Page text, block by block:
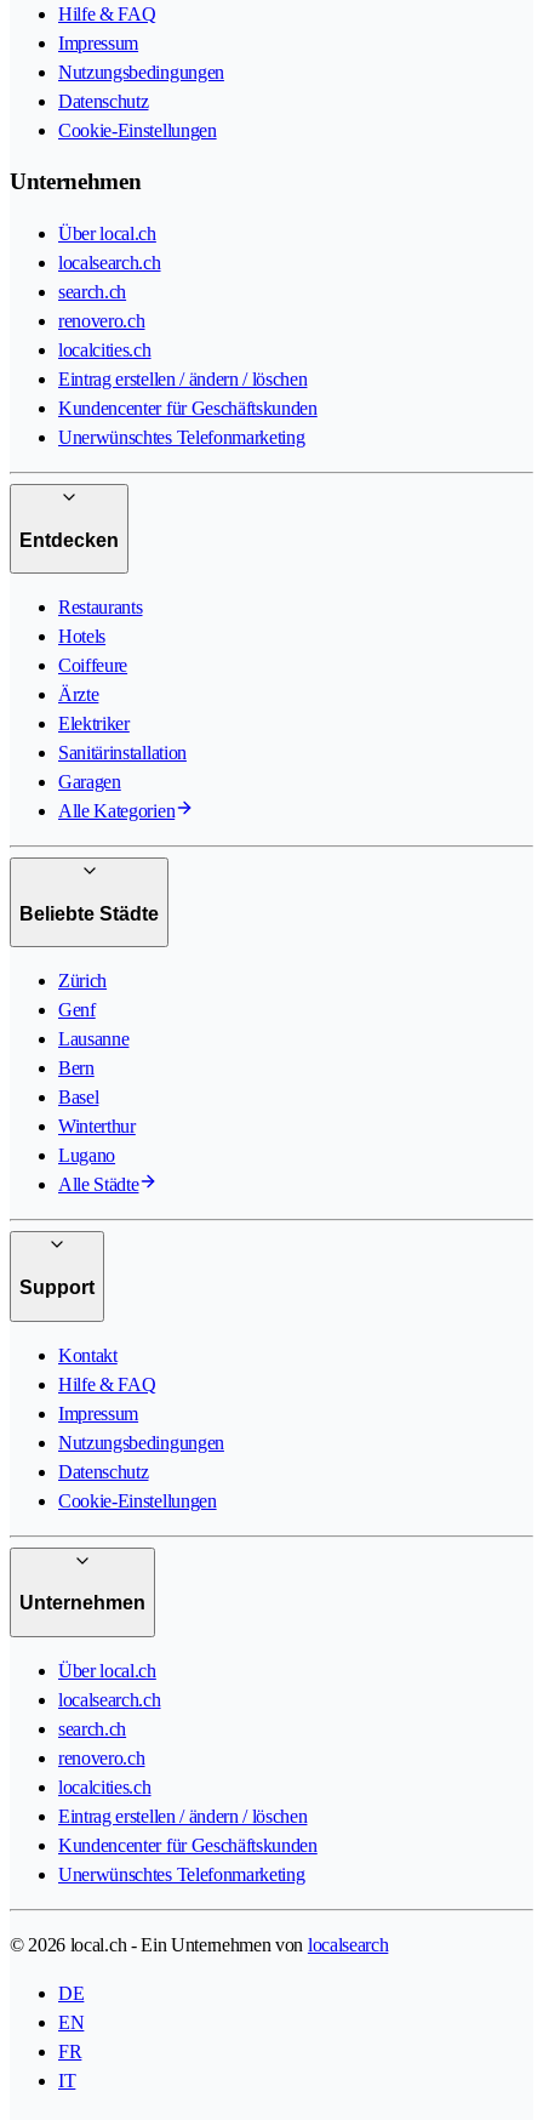
Hilfe & FAQ
Impressum
Nutzungsbedingungen
Datenschutz
Cookie-Einstellungen
Unternehmen
Über local.ch
localsearch.ch
search.ch
renovero.ch
localcities.ch
Eintrag erstellen / ändern / löschen
Kundencenter für Geschäftskunden
Unerwünschtes Telefonmarketing
Entdecken
Restaurants
Hotels
Coiffeure
Ärzte
Elektriker
Sanitärinstallation
Garagen
Alle Kategorien
Beliebte Städte
Zürich
Genf
Lausanne
Bern
Basel
Winterthur
Lugano
Alle Städte
Support
Kontakt
Hilfe & FAQ
Impressum
Nutzungsbedingungen
Datenschutz
Cookie-Einstellungen
Unternehmen
Über local.ch
localsearch.ch
search.ch
renovero.ch
localcities.ch
Eintrag erstellen / ändern / löschen
Kundencenter für Geschäftskunden
Unerwünschtes Telefonmarketing
© 2026 local.ch - Ein Unternehmen von localsearch
DE
EN
FR
IT